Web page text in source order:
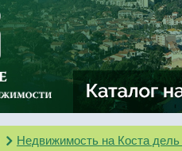
Недвижимость на Коста